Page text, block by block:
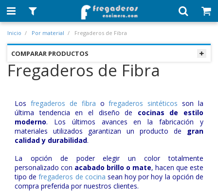
Inicio Por material Fregaderos de Fibra
COMPARAR PRODUCTOS
Fregaderos de Fibra
Los fregaderos de fibra ofregaderos sintéticos son la
última tendencia en el diseño de cocinas de estilo
moderno. Los últimos avances en la fabricación y
materiales utilizados garantizan un producto de gran
calidad y durabilidad.
La opción de poder elegir un color totalmente
personalizado con acabado brillo o mate, hacen que este
tipo defregaderos de cocina sean hoy por hoy la opción de
compra preferida por nuestros clientes.